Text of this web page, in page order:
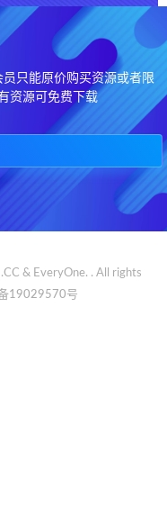
只能原价购买资源或者限
资源可免费下载
& EveryOne. . All rights
19029570号